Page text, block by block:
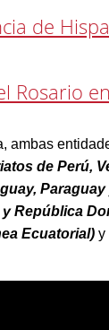
de
Rosario
ambas
de Perú,
República
Ecuatorial) y